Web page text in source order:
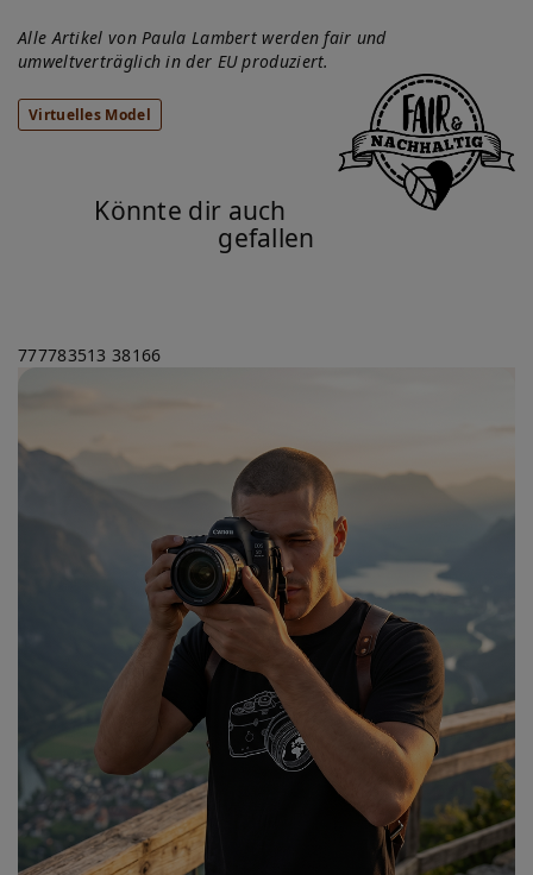
Alle Artikel von Paula Lambert werden fair und
umweltverträglich in der EU produziert.
Virtuelles Model
Könnte dir auch
gefallen
777783513 38166